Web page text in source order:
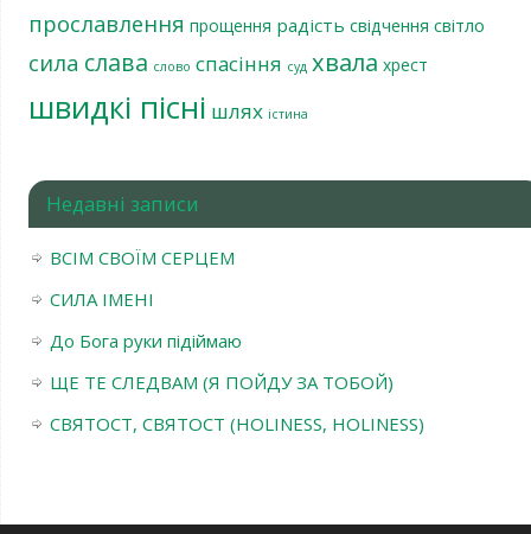
прославлення прощення радість свідчення світло
сила слава слово спасіння суд хвала хрест
швидкі пісні шлях істина
Недавні записи
ВСІМ СВОЇМ СЕРЦЕМ
СИЛА ІМЕНІ
До Бога руки підіймаю
ЩЕ ТЕ СЛЕДВАМ (Я ПОЙДУ ЗА ТОБОЙ)
СВЯТОСТ, СВЯТОСТ (HOLINESS, HOLINESS)